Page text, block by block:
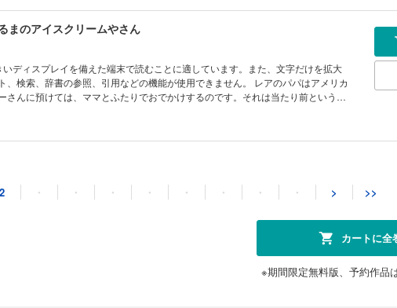
できたり！ 海のお友だちのために、レイは…。
のアイスクリームやさん
ディスプレイを備えた端末で読むことに適しています。また、文字だけを拡大
辞書の参照、引用などの機能が使用できません。 レアのパパはアメリカ
さんに預けては、ママとふたりでおでかけするのです。それは当たり前というけ
え方をレアは知っていきます。
いディスプレイを備えた端末で読むことに適しています。また、文字だけを拡大
たカナ。ママは宿泊研修で不在で、ひとりぼっち？ そこへ現れたのはスーパー
が魔女だったから、カナの退屈も不満もふきとびました！ 足を石にされてしま
ーさんと一緒に不思議な世界で様々な体験をします。そして考え方一つで世界が
2 ・ ・ ・ ・ ・ ・ ・ ・ > >>
カートに全
※期間限定無料版、予約作品